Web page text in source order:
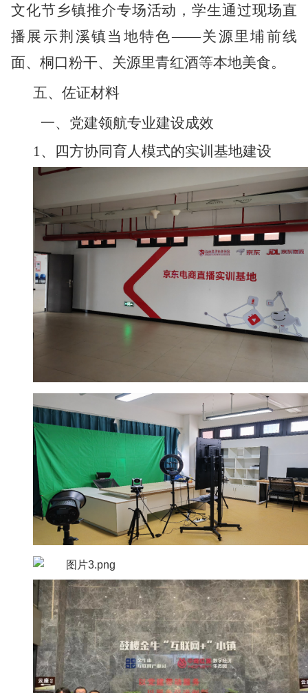
文化节乡镇推介专场活动，学生通过现场直
播展示荆溪镇当地特色——关源里埔前线
面、桐口粉干、关源里青红酒等本地美食。
五、佐证材料
一、党建领航专业建设成效
1、四方协同育人模式的实训基地建设